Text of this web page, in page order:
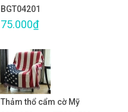
BGT04201
75.000₫
Thảm thổ cẩm cờ Mỹ